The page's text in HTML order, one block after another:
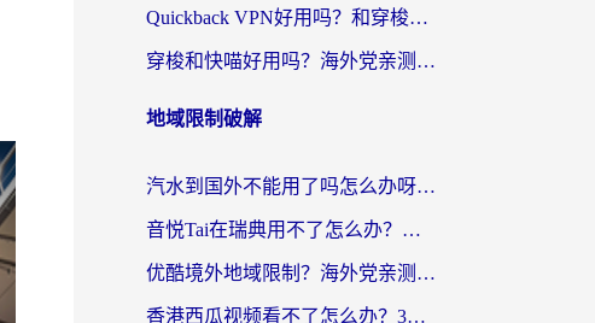
Quickback VPN好用吗？和穿梭VPN对比哪个回国效果更好？海外党必看的真实测评与选择指南
穿梭和快喵好用吗？海外党亲测3款回国加速器，附日本回国VPN避坑指南
地域限制破解
汽水到国外不能用了吗怎么办呀？海外党追剧看片的救星在这里！
音悦Tai在瑞典用不了怎么办？海外华人追剧听歌的实用指南
优酷境外地域限制？海外党亲测：这样看国内剧再也不卡（附3个实用场景解决）
香港西瓜视频看不了怎么办？3步解决海外追剧难题，附靠谱加速器推荐